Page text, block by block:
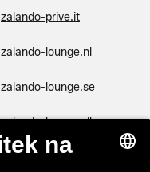
zalando-prive.it
zalando-lounge.nl
zalando-lounge.se
zalando-lounge.dk
zalando-lounge.pl